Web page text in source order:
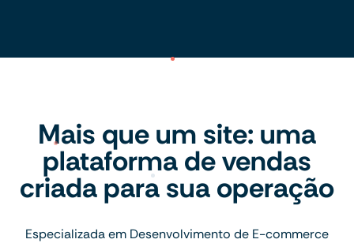
Mais que um site: uma
plataforma de vendas
criada para sua operação
Especializada em Desenvolvimento de E-commerce